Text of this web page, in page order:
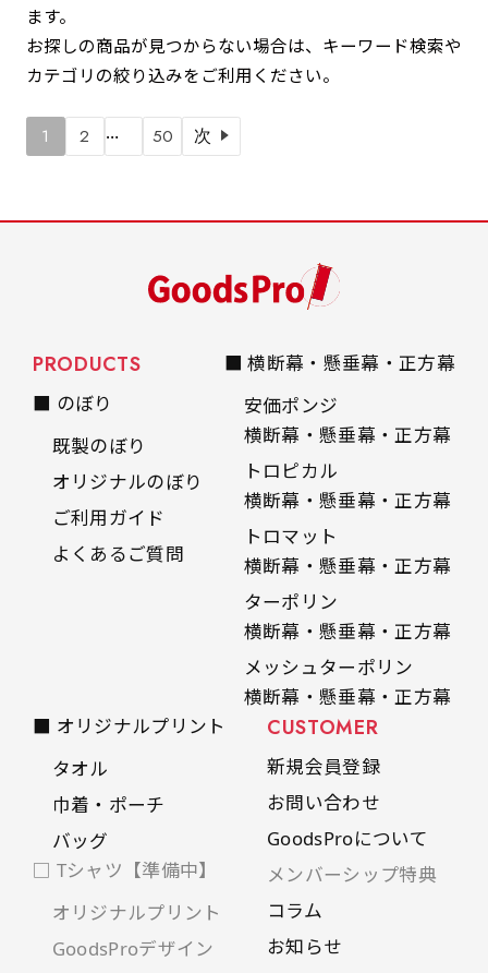
ます。
お探しの商品が見つからない場合は、キーワード検索や
カテゴリの絞り込みをご利用ください。
1 2 … 50 次
PRODUCTS
■ のぼり
既製のぼり
オリジナルのぼり
ご利用ガイド
よくあるご質問
■ 横断幕・懸垂幕・正方幕
安価ポンジ
横断幕・懸垂幕・正方幕
トロピカル
横断幕・懸垂幕・正方幕
トロマット
横断幕・懸垂幕・正方幕
ターポリン
横断幕・懸垂幕・正方幕
メッシュターポリン
横断幕・懸垂幕・正方幕
■ オリジナルプリント
タオル
巾着・ポーチ
バッグ
□ Tシャツ【準備中】
オリジナルプリント
GoodsProデザイン
CUSTOMER
新規会員登録
お問い合わせ
GoodsProについて
メンバーシップ特典
コラム
お知らせ